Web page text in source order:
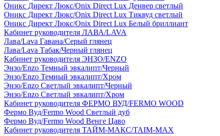
Оникс Директ Люкс/Onix Direct Lux Денвер светлый
Оникс Директ Люкс/Onix Direct Lux Тиквуд светлый
Оникс Директ Люкс/Onix Direct Lux Белый бриллиант
Кабинет руководителя ЛАВА/LAVA
Лава/Lava Гавана/Серый глянец
Лава/Lava Табак/Черный глянец
Кабинет руководителя ЭНЗО/ENZO
Энзо/Enzo Темный эвкалипт/Черный
Энзо/Enzo Темный эвкалипт/Хром
Энзо/Enzo Светлый эвкалипт/Черный
Энзо/Enzo Светлый эвкалипт/Хром
Кабинет руководителя ФЕРМО ВУД/FERMO WOOD
Фермо Вуд/Fermo Wood Светлый дуб
Фермо Вуд/Fermo Wood Венге Цаво
Кабинет руководителя ТАЙМ-МАКС/TAIM-MAX